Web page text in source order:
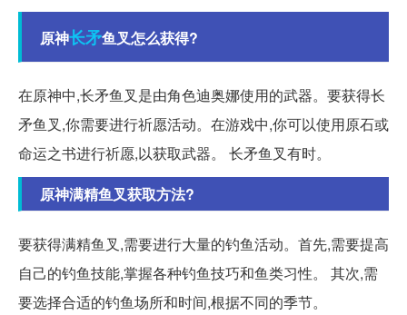
原神长矛鱼叉怎么获得?
在原神中,长矛鱼叉是由角色迪奥娜使用的武器。要获得长
矛鱼叉,你需要进行祈愿活动。在游戏中,你可以使用原石或
命运之书进行祈愿,以获取武器。 长矛鱼叉有时。
原神满精鱼叉获取方法?
要获得满精鱼叉,需要进行大量的钓鱼活动。首先,需要提高
自己的钓鱼技能,掌握各种钓鱼技巧和鱼类习性。 其次,需
要选择合适的钓鱼场所和时间,根据不同的季节。